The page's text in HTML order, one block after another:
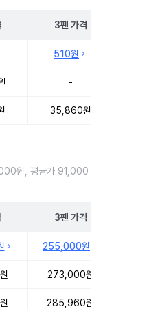
3펜 가격
510원
-
35,860원
원, 평균가 91,000
3펜 가격
255,000원
273,000원
285,960원